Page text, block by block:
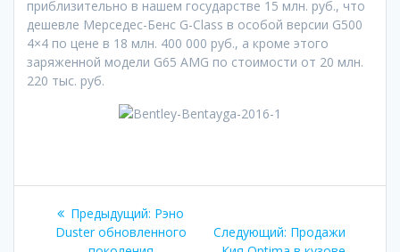
приблизительно в нашем государстве 15 млн. руб., что
дешевле Мерседес-Бенс G-Class в особой версии G500
4×4 по цене в 18 млн. 400 000 руб., а кроме этого
заряженной модели G65 AMG по стоимости от 20 млн.
220 тыс. руб.
Навигация
Предыдущий: Предыдущая
запись:
Рэно
Duster обновленного
Следующий: Следующая
Продажи